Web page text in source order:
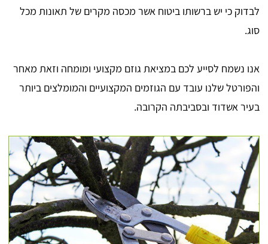
לבדוק כי יש ברשותו ביטוח אשר מכסה מקרים של תאונות מכל
סוג.
אנו נשמח לסייע לכם במציאת גוזם מקצועי ומומחה וזאת מאחר
והפורטל שלנו עובד עם הגוזמים המקצועיים והמומלצים ביותר
בעיר אשדוד ובסביבתה הקרובה.